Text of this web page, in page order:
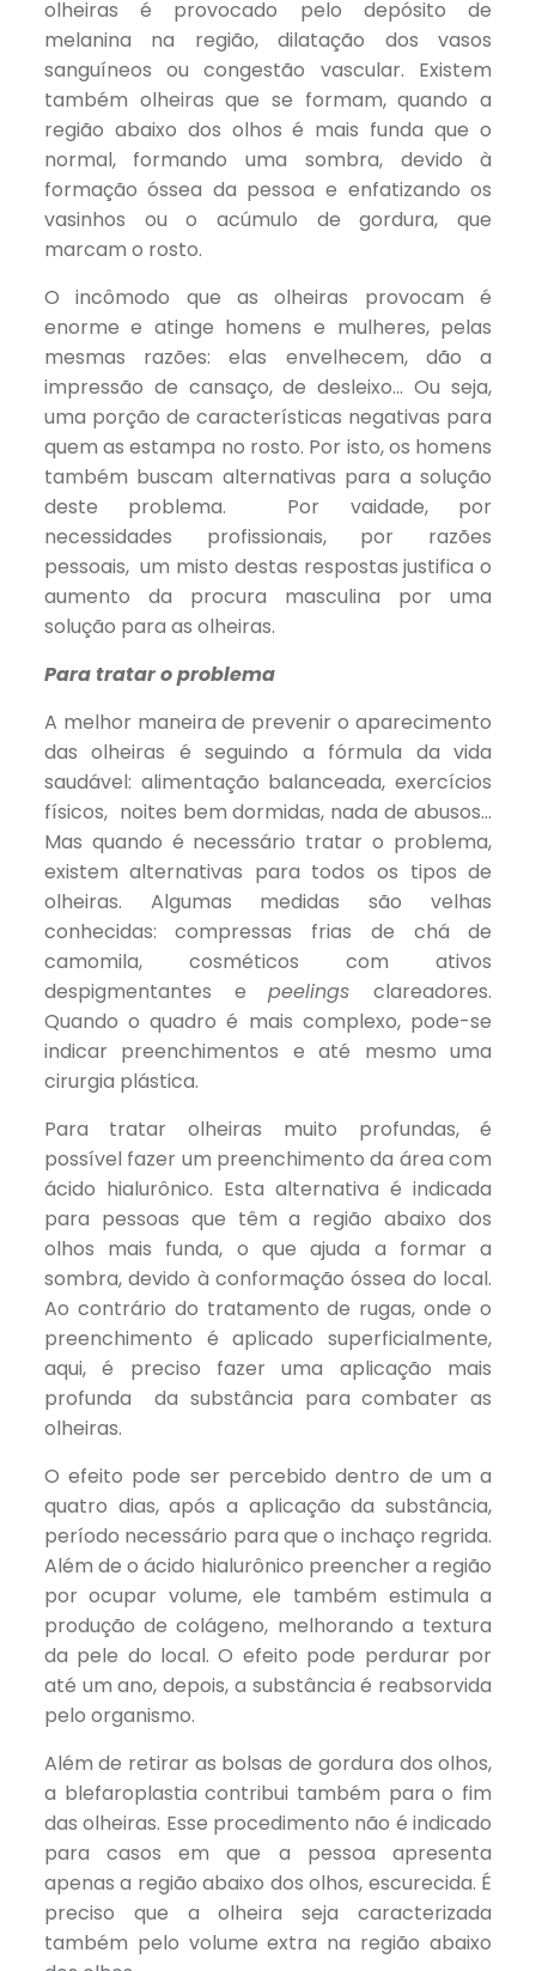
olheiras é provocado pelo depósito de
melanina na região, dilatação dos vasos
sanguíneos ou congestão vascular. Existem
também olheiras que se formam, quando a
região abaixo dos olhos é mais funda que o
normal, formando uma sombra, devido à
formação óssea da pessoa e enfatizando os
vasinhos ou o acúmulo de gordura, que
marcam o rosto.
O incômodo que as olheiras provocam é
enorme e atinge homens e mulheres, pelas
mesmas razões: elas envelhecem, dão a
impressão de cansaço, de desleixo… Ou seja,
uma porção de características negativas para
quem as estampa no rosto. Por isto, os homens
também buscam alternativas para a solução
deste problema. Por vaidade, por
necessidades profissionais, por razões
pessoais, um misto destas respostas justifica o
aumento da procura masculina por uma
solução para as olheiras.
Para tratar o problema
A melhor maneira de prevenir o aparecimento
das olheiras é seguindo a fórmula da vida
saudável: alimentação balanceada, exercícios
físicos, noites bem dormidas, nada de abusos…
Mas quando é necessário tratar o problema,
existem alternativas para todos os tipos de
olheiras. Algumas medidas são velhas
conhecidas: compressas frias de chá de
camomila, cosméticos com ativos
despigmentantes epeelingsclareadores.
Quando o quadro é mais complexo, pode-se
indicar preenchimentos e até mesmo uma
cirurgia plástica.
Para tratar olheiras muito profundas, é
possível fazer um preenchimento da área com
ácido hialurônico. Esta alternativa é indicada
para pessoas que têm a região abaixo dos
olhos mais funda, o que ajuda a formar a
sombra, devido à conformação óssea do local.
Ao contrário do tratamento de rugas, onde o
preenchimento é aplicado superficialmente,
aqui, é preciso fazer uma aplicação mais
profunda da substância para combater as
olheiras.
O efeito pode ser percebido dentro de um a
quatro dias, após a aplicação da substância,
período necessário para que o inchaço regrida.
Além de o ácido hialurônico preencher a região
por ocupar volume, ele também estimula a
produção de colágeno, melhorando a textura
da pele do local. O efeito pode perdurar por
até um ano, depois, a substância é reabsorvida
pelo organismo.
Além de retirar as bolsas de gordura dos olhos,
a blefaroplastia contribui também para o fim
das olheiras. Esse procedimento não é indicado
para casos em que a pessoa apresenta
apenas a região abaixo dos olhos, escurecida. É
preciso que a olheira seja caracterizada
também pelo volume extra na região abaixo